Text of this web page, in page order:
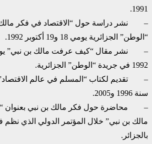
1991.
– نشر دراسة حول “الاقتصاد في فكر مالك
“الوطن” الجزائرية يومي 18 و19 أكتوبر 1992.
1992 في جريدة “الوطن” الجزائرية.
– تقديم لكتاب “المسلم في عالم الاقتصاد”
سنة 1996 و2005.
– محاضرة حول فكر مالك بن نبي بعنوان
بالجزائر.